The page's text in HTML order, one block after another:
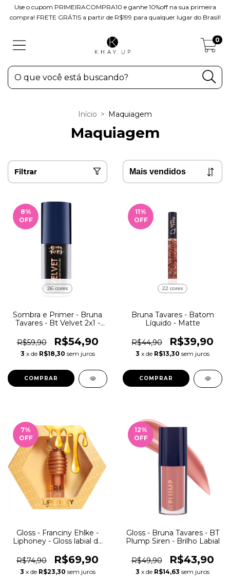
Use o cupom PRIMEIRACOMPRA10 e ganhe 10%off na sua primeira
compra! FRETE GRÁTIS a partir de R$199 para qualquer lugar do Brasil!
0
Início > Maquiagem
Maquiagem
Filtrar
8%
OFF
26 cores
Sombra e Primer - Bruna
Tavares - Bt Velvet 2x1 -
R$59,90
R$54,90
3 x de R$18,30 sem juros
COMPRAR
11%
OFF
22 cores
Bruna Tavares - Batom
Líquido - Matte
R$44,90 R$39,90
3 x de R$13,30 sem juros
COMPRAR
7%
OFF
Gloss - Franciny Ehlke -
Liphoney - Gloss labial de
R$74,90
R$69,90
3 x de R$23,30 sem juros
12%
OFF
Gloss - Bruna Tavares - BT
Plump Siren - Brilho Labial
R$49,90 R$43,90
3 x de R$14,63 sem juros